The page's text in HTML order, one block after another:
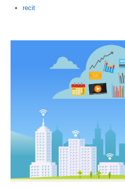
Author
recit